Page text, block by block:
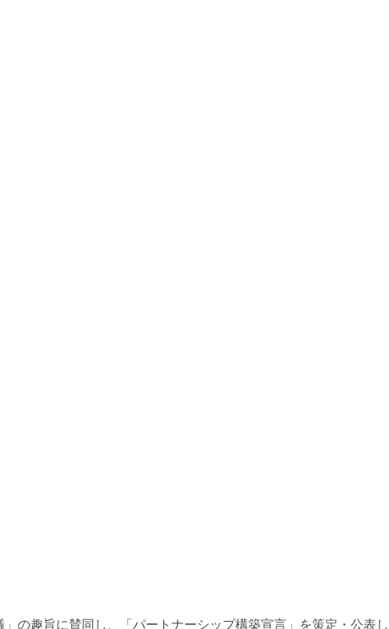
の趣旨に賛同し、「パートナーシップ構築宣言」を策定・公表し